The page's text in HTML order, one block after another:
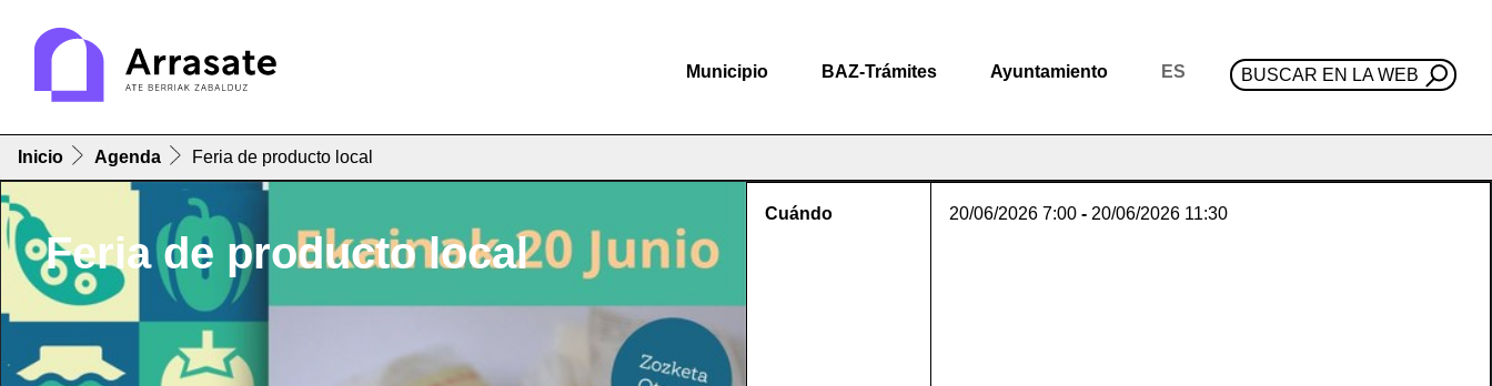
Municipio BAZ-Trámites Ayuntamiento ES BUSCAR EN LA WEB
Inicio Agenda Feria de producto local
Feria de producto local
Cuándo 20/06/2026 7:00 - 20/06/2026 11:30